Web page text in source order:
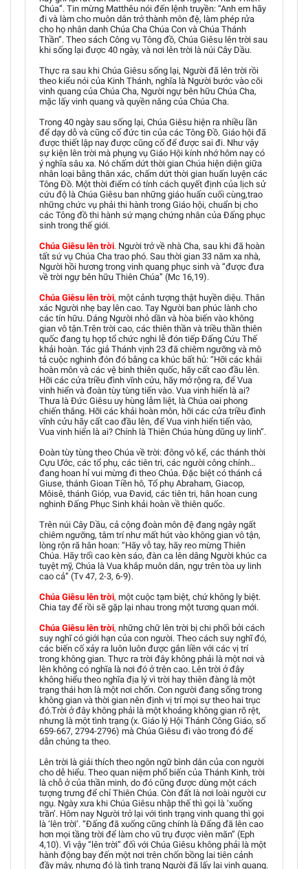
Chúa”. Tin mừng Matthêu nói đến lệnh truyền: “Anh em hãy
đi và làm cho muôn dân trở thành môn đệ, làm phép rửa
cho họ nhân danh Chúa Cha Chúa Con và Chúa Thánh
Thần”. Theo sách Công vụ Tông đồ, Chúa Giêsu lên trời sau
khi sống lại được 40 ngày, và nơi lên trời là núi Cây Dầu.
Thực ra sau khi Chúa Giêsu sống lại, Người đã lên trời rồi
theo kiểu nói của Kinh Thánh, nghĩa là Người bước vào cõi
vinh quang của Chúa Cha, Người ngự bên hữu Chúa Cha,
mặc lấy vinh quang và quyền năng của Chúa Cha.
Trong 40 ngày sau sống lại, Chúa Giêsu hiện ra nhiều lần
để dạy dỗ và cũng cố đức tin của các Tông Đồ. Giáo hội đã
được thiết lập nay được cũng cố để được sai đi. Như vậy
sự kiện lên trời mà phụng vụ Giáo Hội kính nhớ hôm nay có
ý nghĩa sâu xa. Nó chấm dứt thời gian Chúa hiện diện giữa
nhân loại bằng thân xác, chấm dứt thời gian huấn luyện các
Tông Đồ. Một thời điểm có tính cách quyết định của lịch sử
cứu độ là Chúa Giêsu ban những giáo huấn cuối cùng,trao
những chức vụ phải thi hành trong Giáo hội, chuẩn bị cho
các Tông đồ thi hành sứ mạng chứng nhân của Đấng phục
sinh trong thế giới.
Chúa Giêsu lên trời. Người trở về nhà Cha, sau khi đã hoàn
tất sứ vụ Chúa Cha trao phó. Sau thời gian 33 năm xa nhà,
Người hồi hương trong vinh quang phục sinh và “được đưa
về trời ngự bên hữu Thiên Chúa” (Mc 16,19).
Chúa Giêsu lên trời, một cảnh tượng thật huyền diệu. Thân
xác Người nhẹ bay lên cao. Tay Người ban phúc lành cho
các tín hữu. Dáng Người nhỏ dần và hòa biến vào không
gian vô tận.Trên trời cao, các thiên thần và triều thần thiên
quốc đang tụ họp tổ chức nghi lễ đón tiếp Đấng Cứu Thế
khải hoàn. Tác giả Thánh vịnh 23 đã chiêm ngưỡng và mô
tả cuộc nghinh đón đó bằng ca khúc bất hủ: “Hỡi các khải
hoàn môn và các vệ binh thiên quốc, hãy cất cao đầu lên.
Hỡi các cửa triều đình vĩnh cửu, hãy mở rộng ra, để Vua
vinh hiển và đoàn tùy tùng tiến vào. Vua vinh hiển là ai?
Thưa là Đức Giêsu uy hùng lẫm liệt, là Chúa oai phong
chiến thắng. Hỡi các khải hoàn môn, hỡi các cửa triều đình
vĩnh cửu hãy cất cao đầu lên, để Vua vinh hiển tiến vào,
Vua vinh hiển là ai? Chính là Thiên Chúa hùng dũng uy linh”.
Đoàn tùy tùng theo Chúa về trời: đông vô kể, các thánh thời
Cựu Ước, các tổ phụ, các tiên tri, các người công chính…
đang hoan hỉ vui mừng đi theo Chúa. Đặc biệt có thánh cả
Giuse, thánh Gioan Tiền hô, Tổ phụ Abraham, Giacop,
Môisê, thánh Gióp, vua Đavid, các tiên tri, hân hoan cung
nghinh Đấng Phục Sinh khải hoàn về thiên quốc.
Trên núi Cây Dầu, cả cộng đoàn môn đệ đang ngây ngất
chiêm ngưỡng, tâm trí như mất hút vào không gian vô tận,
lòng rộn rã hân hoan: “Hãy vỗ tay, hãy reo mừng Thiên
Chúa. Hãy trổi cao kèn sáo, đàn ca lên dâng Người khúc ca
tuyệt mỹ, Chúa là Vua khắp muôn dân, ngự trên tòa uy linh
cao cả” (Tv 47, 2-3, 6-9).
Chúa Giêsu lên trời, một cuộc tạm biệt, chứ không ly biệt.
Chia tay để rồi sẽ gặp lại nhau trong một tương quan mới.
Chúa Giêsu lên trời, những chữ lên trời bị chi phối bởi cách
suy nghĩ có giới hạn của con người. Theo cách suy nghĩ đó,
các biến cố xảy ra luôn luôn được gắn liền với các vị trí
trong không gian. Thực ra trời đây không phải là một nơi và
lên không có nghĩa là nơi đó ở trên cao. Lên trời ở đây
không hiểu theo nghĩa địa lý vì trời hay thiên đàng là một
trạng thái hơn là một nơi chốn. Con người đang sống trong
không gian và thời gian nên định vị trí mọi sự theo hai trục
đó.Trời ở đây không phải là một khoảng không gian rõ rệt,
nhưng là một tình trạng (x. Giáo lý Hội Thánh Công Giáo, số
659-667, 2794-2796) mà Chúa Giêsu đi vào trong đó để
dẫn chúng ta theo.
Lên trời là giải thích theo ngôn ngữ bình dân của con người
cho dễ hiểu. Theo quan niệm phổ biến của Thánh Kinh, trời
là chỗ ở của thần minh, do đó cũng được dùng một cách
tượng trưng để chỉ Thiên Chúa. Còn đất là nơi loài người cư
ngụ. Ngày xưa khi Chúa Giêsu nhập thế thì gọi là ‘xuống
trần’. Hôm nay Người trở lại với tình trạng vinh quang thì gọi
là ‘lên trời’. “Đấng đã xuống cũng chính là Đấng đã lên cao
hơn mọi tầng trời để làm cho vũ trụ được viên mãn” (Eph
4,10). Vì vậy “lên trời” đối với Chúa Giêsu không phải là một
hành động bay đến một nơi trên chốn bồng lai tiên cảnh
đầy mây, nhưng đó là tình trạng Người đã lấy lại vinh quang.